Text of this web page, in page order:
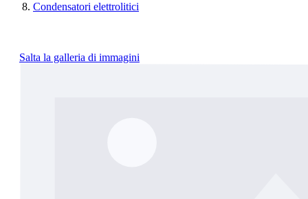
Condensatori elettrolitici
Salta la galleria di immagini